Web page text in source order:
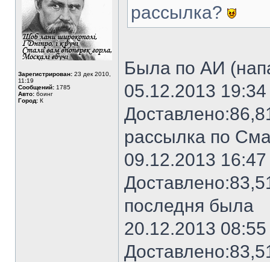
Зарегистрирован: 23 дек 2010,
11:19
Сообщений: 1785
Авто: боинг
Город: К
рассылка?
Была по АИ
05.12.2013 19:34
рассылка по
09.12.2013 16:47
последня была
20.12.2013